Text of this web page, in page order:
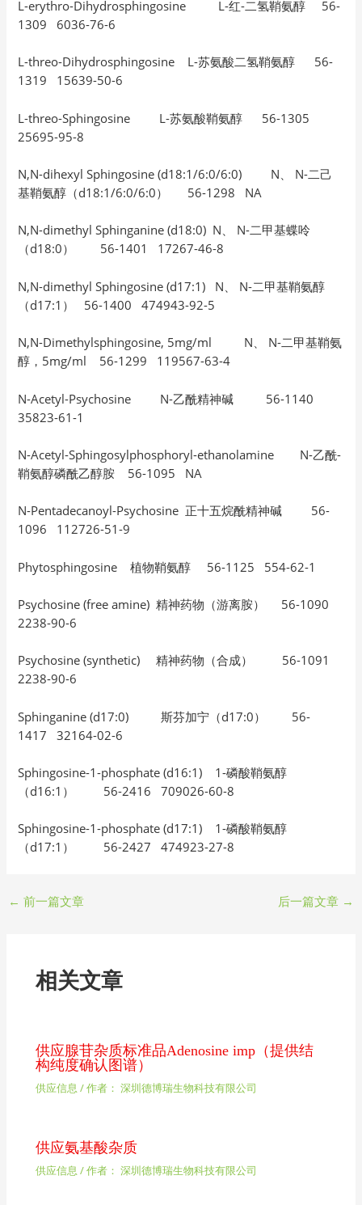
L-erythro-Dihydrosphingosine L-红-二氢鞘氨醇 56-
1309 6036-76-6
L-threo-Dihydrosphingosine L-苏氨酸二氢鞘氨醇 56-
1319 15639-50-6
L-threo-Sphingosine L-苏氨酸鞘氨醇 56-1305
25695-95-8
N,N-dihexyl Sphingosine (d18:1/6:0/6:0) N、 N-二己
基鞘氨醇（d18:1/6:0/6:0） 56-1298 NA
N,N-dimethyl Sphinganine (d18:0) N、 N-二甲基蝶呤
（d18:0） 56-1401 17267-46-8
N,N-dimethyl Sphingosine (d17:1) N、 N-二甲基鞘氨醇
（d17:1） 56-1400 474943-92-5
N,N-Dimethylsphingosine, 5mg/ml N、 N-二甲基鞘氨
醇，5mg/ml 56-1299 119567-63-4
N-Acetyl-Psychosine N-乙酰精神碱 56-1140
35823-61-1
N-Acetyl-Sphingosylphosphoryl-ethanolamine N-乙酰-
鞘氨醇磷酰乙醇胺 56-1095 NA
N-Pentadecanoyl-Psychosine 正十五烷酰精神碱 56-
1096 112726-51-9
Phytosphingosine 植物鞘氨醇 56-1125 554-62-1
Psychosine (free amine) 精神药物（游离胺） 56-1090
2238-90-6
Psychosine (synthetic) 精神药物（合成） 56-1091
2238-90-6
Sphinganine (d17:0) 斯芬加宁（d17:0） 56-
1417 32164-02-6
Sphingosine-1-phosphate (d16:1) 1-磷酸鞘氨醇
（d16:1） 56-2416 709026-60-8
Sphingosine-1-phosphate (d17:1) 1-磷酸鞘氨醇
（d17:1） 56-2427 474923-27-8
← 前一篇文章 后一篇文章 →
相关文章
供应腺苷杂质标准品Adenosine imp（提供结
构纯度确认图谱）
供应信息 / 作者： 深圳德博瑞生物科技有限公司
供应氨基酸杂质
供应信息 / 作者： 深圳德博瑞生物科技有限公司